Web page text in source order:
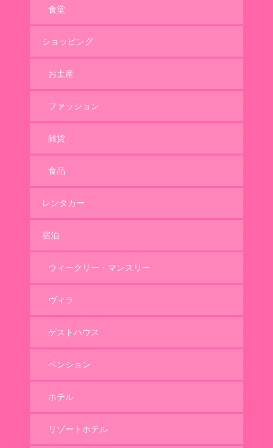
食堂
ショッピング
お土産
ファッション
雑貨
食品
レンタカー
宿泊
ウィークリー・マンスリー
ヴィラ
ゲストハウス
ペンション
ホテル
リゾートホテル